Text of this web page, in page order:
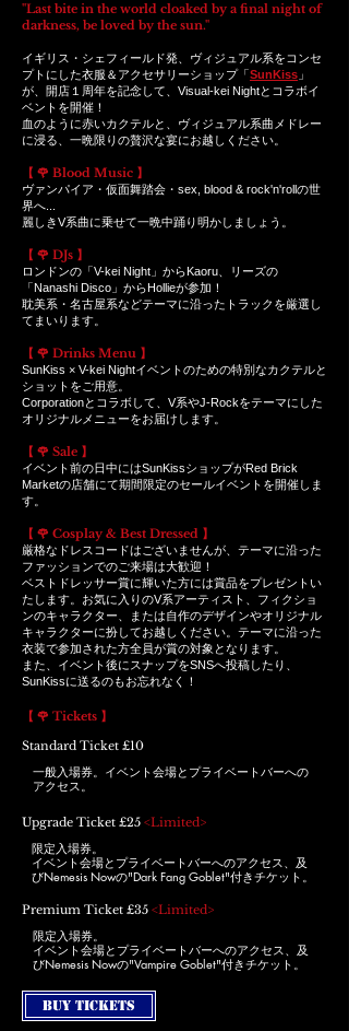
"Last bite in the world cloaked by a final night of
darkness, be loved by the sun."
イギリス・シェフィールド発、ヴィジュアル系をコンセ
プトにした衣服＆アクセサリーショップ「SunKiss 」
が、開店１周年を記念して、Visual-kei Nightとコラボイ
ベントを開催！
血のように赤いカクテルと、ヴィジュアル系曲メドレー
に浸る、一晩限りの贅沢な宴にお越しください。
【 🌹 Blood Music 】
ヴァンパイア・仮面舞踏会・sex, blood & rock'n'rollの世
界へ...
麗しきV系曲に乗せて一晩中踊り明かしましょう。
【 🌹 DJs 】
ロンドンの「V-kei Night」からKaoru、リーズの
「Nanashi Disco」からHollieが参加！
耽美系・名古屋系などテーマに沿ったトラックを厳選し
てまいります。
【 🌹 Drinks Menu 】
SunKiss × V-kei Nightイベントのための特別なカクテルと
ショットをご用意。
Corporationとコラボして、V系やJ-Rockをテーマにした
オリジナルメニューをお届けします。
【 🌹 Sale 】
イベント前の日中にはSunKissショップがRed Brick
Marketの店舗にて期間限定のセールイベントを開催しま
す。
【 🌹 Cosplay & Best Dressed 】
厳格なドレスコードはございませんが、テーマに沿った
ファッションでのご来場は大歓迎！
ベストドレッサー賞に輝いた方には賞品をプレゼントい
たします。お気に入りのV系アーティスト、フィクショ
ンのキャラクター、または自作のデザインやオリジナル
キャラクターに扮してお越しください。テーマに沿った
衣装で参加された方全員が賞の対象となります。
また、イベント後にスナップをSNSへ投稿したり、
SunKissに送るのもお忘れなく！
【 🌹 Tickets 】
Standard Ticket £10
一般入場券。イベント会場とプライベートバーへの
アクセス。
Upgrade Ticket £25 <Limited>
限定入場券。
イベント会場とプライベートバーへのアクセス、及
びNemesis Nowの"Dark Fang Goblet"付きチケット。
Premium Ticket £35 <Limited>
限定入場券。
イベント会場とプライベートバーへのアクセス、及
びNemesis Nowの"Vampire Goblet"付きチケット。
Buy Tickets